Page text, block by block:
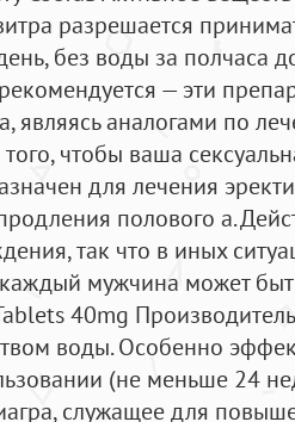
разрешается
без воды за полчаса
— эти
являясь аналогами по
чтобы ваша
для лечения
полового а.
так что в иных
мужчина может
40mg
воды. Особенно
(не меньше 24
служащее для